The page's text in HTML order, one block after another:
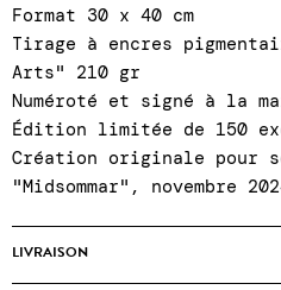
Format 30 x 40 cm
Tirage à encres
Arts" 210 gr
Numéroté et signé à la
Édition limitée de 150
Création originale pour
"Midsommar", novembre
LIVRAISON